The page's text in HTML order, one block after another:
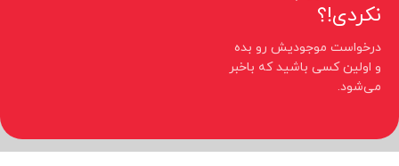
نکردی!؟
درخواست موجودیش رو بده
و اولین کسی باشید که باخبر
می‌شود.